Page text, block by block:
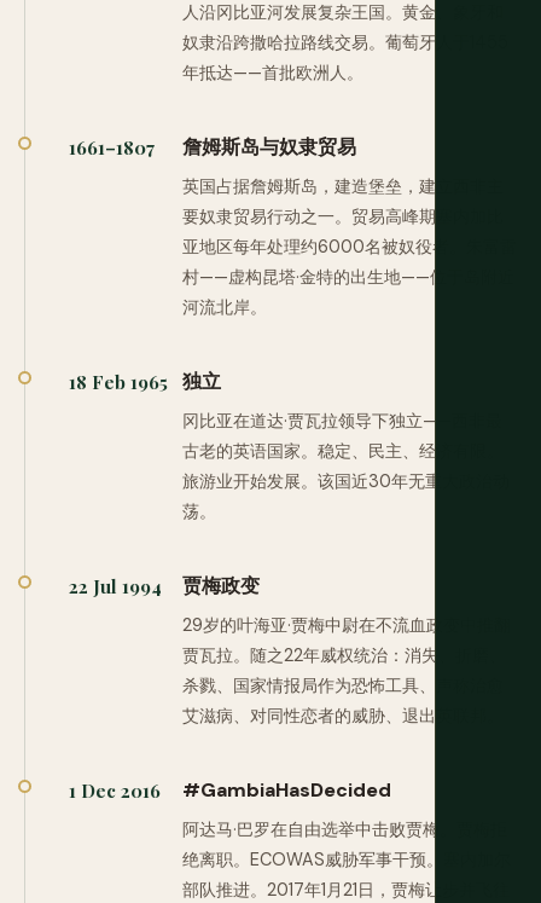
人沿冈比亚河发展复杂王国。黄金、象牙和
奴隶沿跨撒哈拉路线交易。葡萄牙人于1455
年抵达——首批欧洲人。
1661–1807 詹姆斯岛与奴隶贸易
英国占据詹姆斯岛，建造堡垒，建立西非主
要奴隶贸易行动之一。贸易高峰期塞内加比
亚地区每年处理约6000名被奴役者。朱富雷
村——虚构昆塔·金特的出生地——位于岛附近
河流北岸。
18 Feb 1965 独立
冈比亚在道达·贾瓦拉领导下独立——西非最
古老的英语国家。稳定、民主、经济有限。
旅游业开始发展。该国近30年无重大政治动
荡。
22 Jul 1994 贾梅政变
29岁的叶海亚·贾梅中尉在不流血政变中推翻
贾瓦拉。随之22年威权统治：消失、折磨、
杀戮、国家情报局作为恐怖工具、声称治愈
艾滋病、对同性恋者的威胁、退出英联邦。
1 Dec 2016 #GambiaHasDecided
阿达马·巴罗在自由选举中击败贾梅。贾梅拒
绝离职。ECOWAS威胁军事干预。塞内加尔
部队推进。2017年1月21日，贾梅让步并飞往